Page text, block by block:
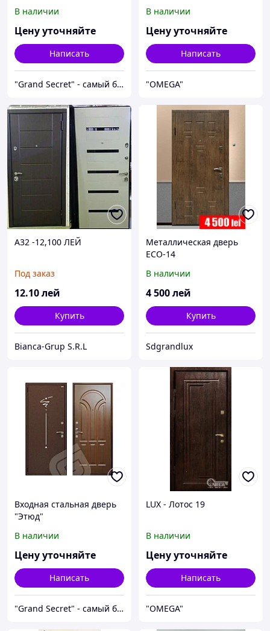
В наличии
Цену уточняйте
Написать
"Grand Secret" - cамый большой специализированный Showroom в Молдове
В наличии
Цену уточняйте
Написать
"OMEGA"
A32 -12,100 ЛЕЙ
Под заказ
12.10лей
Купить
Bianca-Grup S.R.L
Металлическая дверь
ECO-14
В наличии
4 500лей
Купить
Sdgrandlux
Входная стальная дверь
"Этюд"
В наличии
Цену уточняйте
Написать
"Grand Secret" - cамый большой специализированный Showroom в Молдове
LUX - Лотос 19
В наличии
Цену уточняйте
Написать
"OMEGA"